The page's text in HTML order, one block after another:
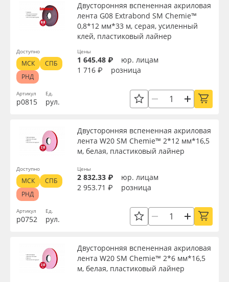
Артикул
р0815
Двусторонняя вспененная акриловая
лента G08 Extrabond SM Chemie™
0,8*12 мм*33 м, серая, усиленный
клей, пластиковый лайнер
Ед.
рул.
Цены
1 645.48 ₽
юр. лицам
1 716 ₽
розница
Доступно
МСК
СПБ
РНД
Артикул
р0752
Двусторонняя вспененная акриловая
лента W20 SM Chemie™ 2*12 мм*16,5
м, белая, пластиковый лайнер
Ед.
рул.
Цены
2 832.33 ₽
юр. лицам
2 953.71 ₽
розница
Доступно
МСК
СПБ
РНД
Двусторонняя вспененная акриловая
лента W20 SM Chemie™ 2*6 мм*16,5
м, белая, пластиковый лайнер